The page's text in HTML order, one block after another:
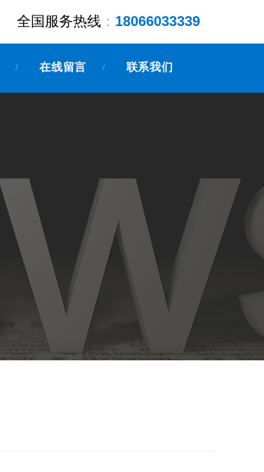
全国服务热线： 18066033339
/ 在线留言 / 联系我们